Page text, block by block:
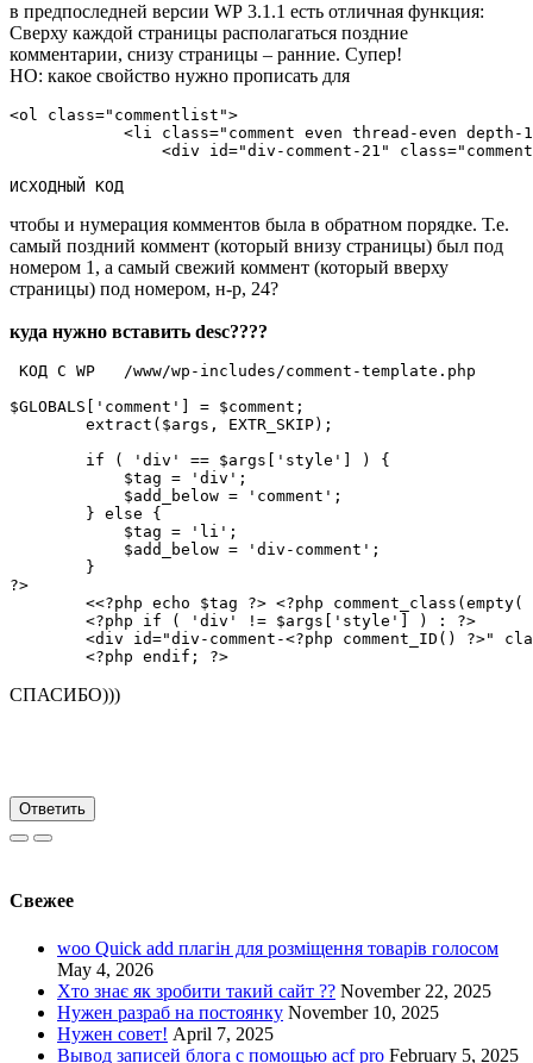
в предпоследней версии WP 3.1.1 есть отличная функция:
Сверху каждой страницы располагаться поздние
комментарии, снизу страницы – ранние. Супер!
НО: какое свойство нужно прописать для
<ol class="commentlist">
<li class="comment even thread-even depth-
<div id="div-comment-21"
ИСХОДНЫЙ КОД
чтобы и нумерация комментов была в обратном порядке. Т.е.
самый поздний коммент (который внизу страницы) был под
номером 1, а самый свежий коммент (который вверху
страницы) под номером, н-р, 24?
куда нужно вставить desc????
КОД С WP   /www/wp-includes/comment-template.php
$GLOBALS['comment'] = $comment;
        extract($args, EXTR_SKIP);
        if ( 'div' == $args['style'] ) {
            $tag = 'div';
            $add_below = 'comment';
        } else {
            $tag = 'li';
            $add_below = 'div-comment';
        }
?>
<<?php echo $tag ?> <?php
        <?php if ( 'div' != $args['style'] ) : ?>
<div id="div-comment-<?php comment_ID() ?>"
        <?php endif; ?>
СПАСИБО)))
Ответить
Свежее
woo Quick add плагін для розміщення товарів голосом
May 4, 2026
Хто знає як зробити такий сайт ?? November 22, 2025
Нужен разраб на постоянку November 10, 2025
Нужен совет! April 7, 2025
Вывод записей блога с помощью acf pro February 5, 2025